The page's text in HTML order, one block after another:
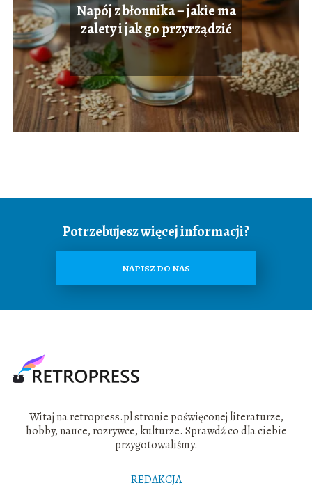
Napój z błonnika – jakie ma
zalety i jak go przyrządzić
Potrzebujesz więcej informacji?
NAPISZ DO NAS
Witaj na retropress.pl stronie poświęconej literaturze,
hobby, nauce, rozrywce, kulturze. Sprawdź co dla ciebie
przygotowaliśmy.
REDAKCJA